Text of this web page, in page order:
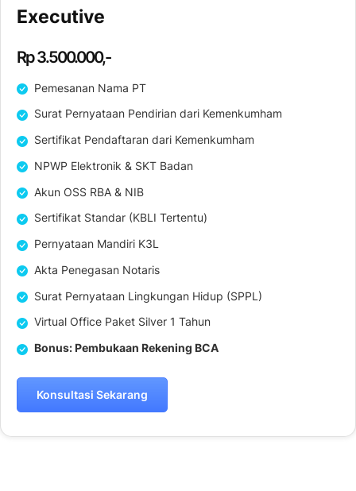
Executive
Rp 3.500.000,-
Pemesanan Nama PT
Surat Pernyataan Pendirian dari Kemenkumham
Sertifikat Pendaftaran dari Kemenkumham
NPWP Elektronik & SKT Badan
Akun OSS RBA & NIB
Sertifikat Standar (KBLI Tertentu)
Pernyataan Mandiri K3L
Akta Penegasan Notaris
Surat Pernyataan Lingkungan Hidup (SPPL)
Virtual Office Paket Silver 1 Tahun
Bonus: Pembukaan Rekening BCA
Konsultasi Sekarang